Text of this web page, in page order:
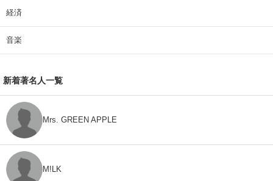
経済
音楽
新着著名人一覧
Mrs. GREEN APPLE
M!LK